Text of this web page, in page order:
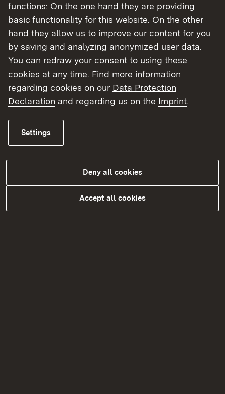
Duales Studium in der
Straßenbauverwaltung
More
functions: On the one hand they are providing
basic functionality for this website. On the other
hand they allow us to improve our content for you
by saving and analyzing anonymized user data.
You can redraw your consent to using these
cookies at any time. Find more information
regarding cookies on our Data Protection
Declaration and regarding us on the Imprint.
Settings
Deny all cookies
Accept all cookies